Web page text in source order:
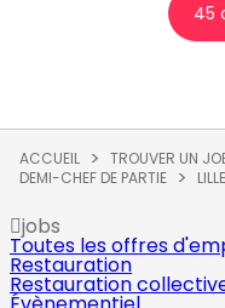
45
ACCUEIL TROUVER UN
DEMI-CHEF DE PARTIE
LILLE
jobs
Toutes les offres
Restauration
Restauration